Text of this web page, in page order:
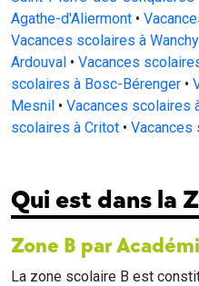
Agathe-d'Aliermont •
Vacances scolaires à
Ardouval • Vacances
scolaires à Bosc-Bérenger •
Mesnil • Vacances scolaires
scolaires à Critot • Vacances
Qui est dans la
Zone B par
La zone scolaire B est